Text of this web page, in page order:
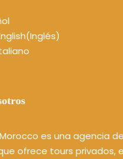
(Inglés)
es una agencia
ofrece tours privados,